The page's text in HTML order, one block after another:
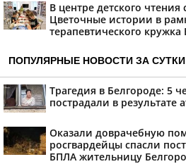
В центре детского
Цветочные истории в
терапевтического
ПОПУЛЯРНЫЕ НОВОСТИ ЗА СУТКИ
Трагедия в Белгороде: 5
пострадали в результате
Оказали доврачебную
росгвардейцы спасли
БПЛА жительницу